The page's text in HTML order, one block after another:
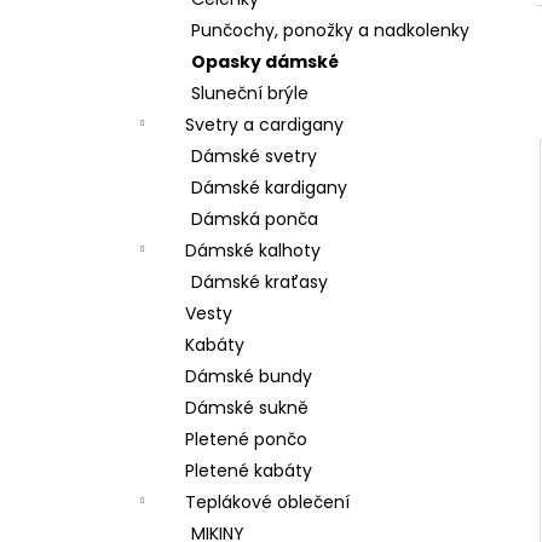
Punčochy, ponožky a nadkolenky
Opasky dámské
Sluneční brýle
Svetry a cardigany
Dámské svetry
Dámské kardigany
Dámská ponča
Dámské kalhoty
Dámské kraťasy
Vesty
Kabáty
Dámské bundy
Dámské sukně
Pletené pončo
Pletené kabáty
Teplákové oblečení
MIKINY
BAVLNĚNÉ KALHOTY ALADDIN LEHKÉ A
VZDUŠNÉ K9700
499 Kč